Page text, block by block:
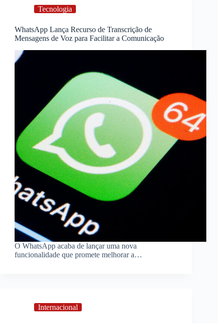
Tecnologia
WhatsApp Lança Recurso de Transcrição de
Mensagens de Voz para Facilitar a Comunicação
O WhatsApp acaba de lançar uma nova
funcionalidade que promete melhorar a…
Internacional